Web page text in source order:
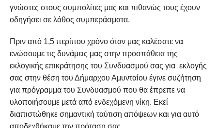
γνώστες στους συμπολίτες μας και πιθανώς τους έχουν
οδηγήσει σε λάθος συμπεράσματα.
Πριν από 1,5 περίπου χρόνο όταν μας καλέσατε να
ενώσουμε τις δυνάμεις μας στην προσπάθεια της
εκλογικής επικράτησης του Συνδυασμού σας για εκλογής
σας στην θέση του Δήμαρχου Αμυνταίου έγινε συζήτηση
για πρόγραμμα του Συνδυασμού που θα έπρεπε να
υλοποιήσουμε μετά από ενδεχόμενη νίκη. Εκεί
διαπιστώθηκε σημαντική ταύτιση απόψεων και για αυτό
αποδεχθήκαμε την πρόταση σας.